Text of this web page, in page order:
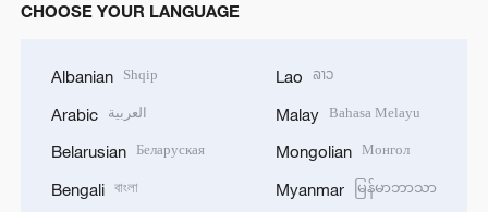
CHOOSE YOUR LANGUAGE
Albanian Shqip
Arabic العربية
Belarusian Беларуская
Bengali বাংলা
Lao ລາວ
Malay Bahasa Melayu
Mongolian Монгол
Myanmar မြန်မာဘာသာ